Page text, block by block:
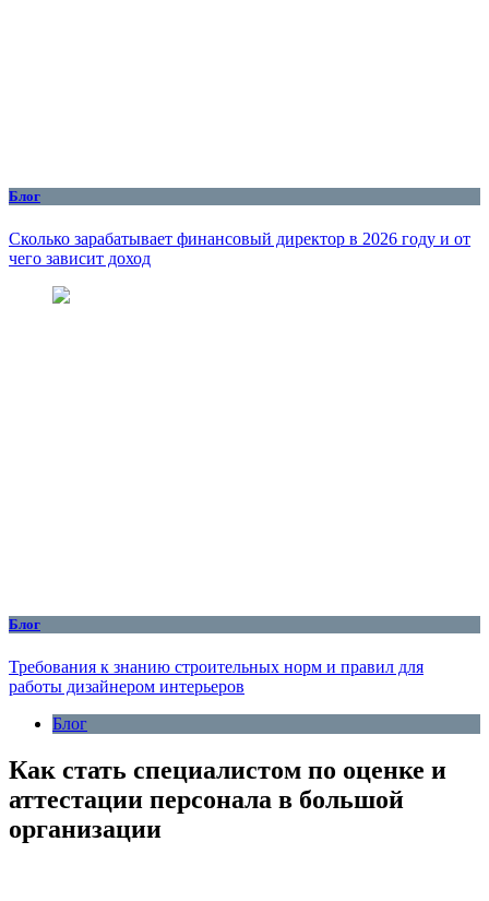
Блог
Сколько зарабатывает финансовый директор в 2026 году и от
чего зависит доход
Блог
Требования к знанию строительных норм и правил для
работы дизайнером интерьеров
Блог
Как стать специалистом по оценке и
аттестации персонала в большой
организации